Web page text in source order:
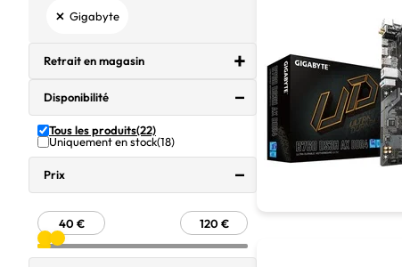
× Gigabyte
Retrait en magasin
Disponibilité
Tous les produits(22)
Uniquement en stock(18)
Prix